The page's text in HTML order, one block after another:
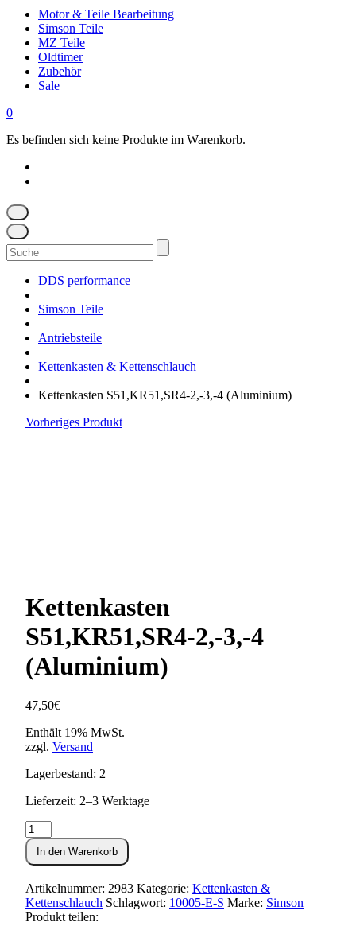
Motor & Teile Bearbeitung
Simson Teile
MZ Teile
Oldtimer
Zubehör
Sale
0
Es befinden sich keine Produkte im Warenkorb.
Suchen
nach:
DDS performance
Simson Teile
Antriebsteile
Kettenkasten & Kettenschlauch
Kettenkasten S51,KR51,SR4-2,-3,-4 (Aluminium)
Vorheriges Produkt
Kettenkasten
S51,KR51,SR4-2,-3,-4
(Aluminium)
47,50€
Enthält 19% MwSt.
zzgl. Versand
Lagerbestand: 2
Lieferzeit: 2–3 Werktage
Kettenkasten
S51,KR51,SR4-
2,-3,-4
(Aluminium)
Menge
In den Warenkorb
Artikelnummer: 2983 Kategorie: Kettenkasten &
Kettenschlauch Schlagwort: 10005-E-S Marke: Simson
Produkt teilen: